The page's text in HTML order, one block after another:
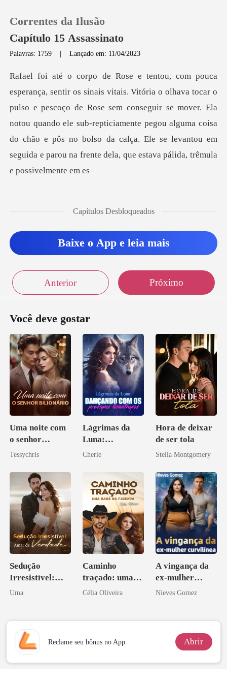
0
Correntes da Ilusão
Capítulo 15 Assassinato
Palavras: 1759 |Lançado em: 11/04/2023
o e pescoço de Rose sem conseguir se mover. Ela
notou quando ele sub-repticiamente pegou alguma coisa
do chão e pôs
Capítulos Desbloqueados
Baixe o App e leia mais
Anterior Próximo
Você deve gostar
Uma noite com
o senhor
Bilionário
Tessychris
Lágrimas da
Luna:
Dançando com
licantropos
Cherie
Hora de deixar
de ser tola
Stella Montgomery
Sedução
Irresistível:
Amar de
Uma
Caminho
traçado: uma
babá na fazenda
Célia Oliveira
A vingança da
ex-mulher
curvilínea
Nieves Gomez
Reclame seu bônus no App Abrir